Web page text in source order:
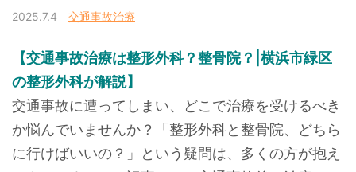
2025.7.4 交通事故治療
【交通事故治療は整形外科？整骨院？|横浜市緑区
の整形外科が解説】
交通事故に遭ってしまい、どこで治療を受けるべき
か悩んでいませんか？「整形外科と整骨院、どちら
に行けばいいの？」という疑問は、多くの方が抱え